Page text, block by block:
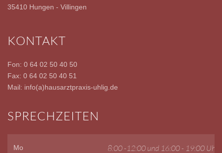
35410 Hungen - Villingen
KONTAKT
Fon: 0 64 02 50 40 50
Fax: 0 64 02 50 40 51
Mail: info(a)hausarztpraxis-uhlig.de
SPRECHZEITEN
Mo 8:00 -12:00 und 16:00 - 19:00 Uhr